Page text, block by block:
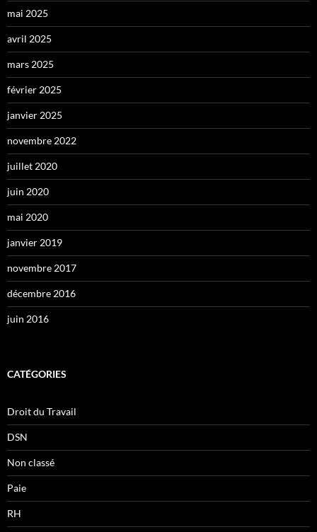
mai 2025
avril 2025
mars 2025
février 2025
janvier 2025
novembre 2022
juillet 2020
juin 2020
mai 2020
janvier 2019
novembre 2017
décembre 2016
juin 2016
CATÉGORIES
Droit du Travail
DSN
Non classé
Paie
RH